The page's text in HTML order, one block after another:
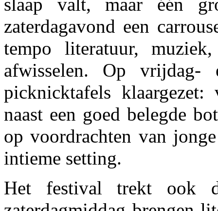
zaterdagavond een
tempo literatuur,
afwisselen. Op vrijdag-
picknicktafels
naast een goed belegde
op voordrachten van
intieme setting.
Het festival trekt ook